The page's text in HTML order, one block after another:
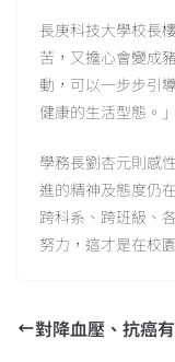
長庚科技大學校長
苦，又擔心會變成
動，可以一步步引
健康的生活型態。」
學務長劉杏元則感
進的精神及態度仍
跨科系、跨班級、
努力，這才是在校
對降血壓、抗癌